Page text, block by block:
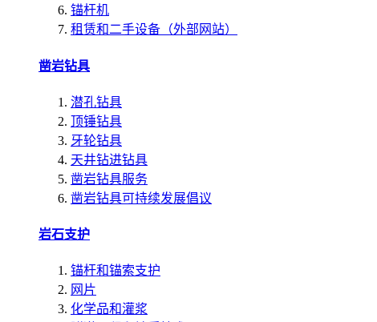
锚杆机
租赁和二手设备（外部网站）
凿岩钻具
潜孔钻具
顶锤钻具
牙轮钻具
天井钻进钻具
凿岩钻具服务
凿岩钻具可持续发展倡议
岩石支护
锚杆和锚索支护
网片
化学品和灌浆